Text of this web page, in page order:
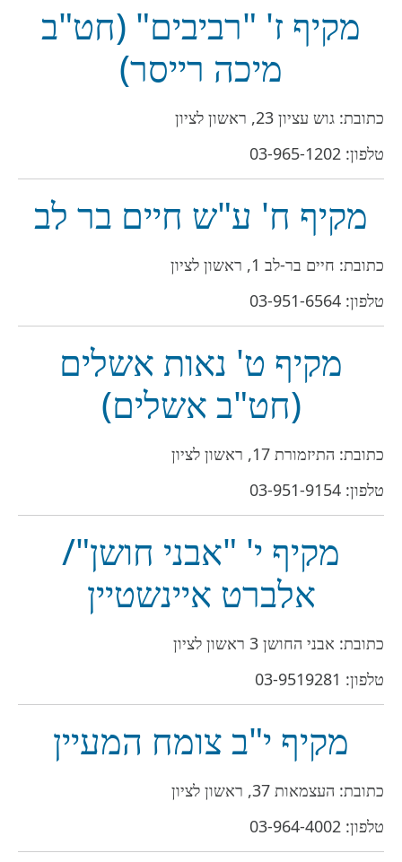
מקיף ז' "רביבים" (חט"ב
מיכה רייסר)
כתובת: גוש עציון 23, ראשון לציון
טלפון: 03-965-1202
מקיף ח' ע"ש חיים בר לב
כתובת: חיים בר-לב 1, ראשון לציון
טלפון: 03-951-6564
מקיף ט' נאות אשלים
(חט"ב אשלים)
כתובת: התיזמורת 17, ראשון לציון
טלפון: 03-951-9154
מקיף י' "אבני חושן"/
אלברט איינשטיין
כתובת: אבני החושן 3 ראשון לציון
טלפון: 03-9519281
מקיף י"ב צומח המעיין
כתובת: העצמאות 37, ראשון לציון
טלפון: 03-964-4002